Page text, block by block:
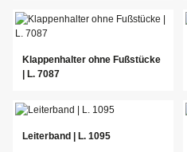
Klappenhalter ohne Fußstücke
| L. 7087
Leiterband | L. 1095